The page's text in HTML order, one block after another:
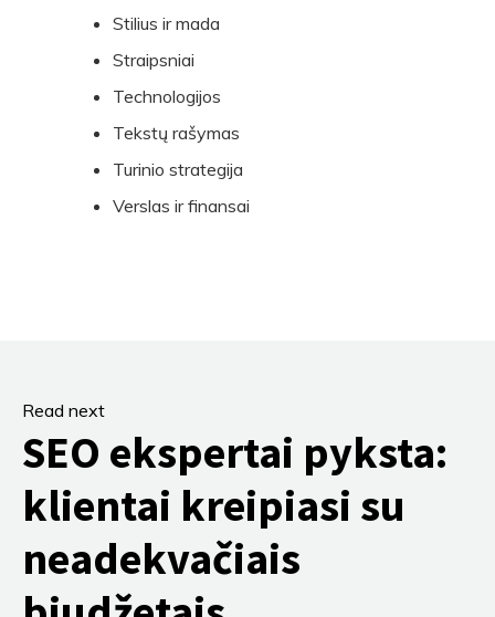
Stilius ir mada
Straipsniai
Technologijos
Tekstų rašymas
Turinio strategija
Verslas ir finansai
Read next
SEO ekspertai pyksta:
klientai kreipiasi su
neadekvačiais